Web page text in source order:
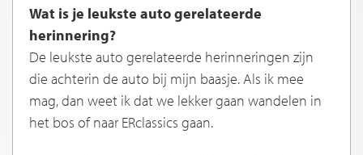
Wat is je leukste auto gerelateerde
herinnering?
De leukste auto gerelateerde herinneringen zijn
die achterin de auto bij mijn baasje. Als ik mee
mag, dan weet ik dat we lekker gaan wandelen in
het bos of naar ERclassics gaan.